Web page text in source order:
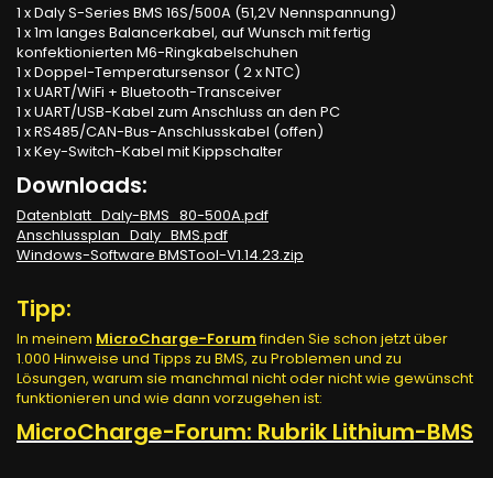
1 x Daly S-Series BMS 16S/500A (51,2V Nennspannung)
1 x 1m langes Balancerkabel, auf Wunsch mit fertig
konfektionierten M6-Ringkabelschuhen
1 x Doppel-Temperatursensor ( 2 x NTC)
1 x UART/WiFi + Bluetooth-Transceiver
1 x UART/USB-Kabel zum Anschluss an den PC
1 x RS485/CAN-Bus-Anschlusskabel (offen)
1 x Key-Switch-Kabel mit Kippschalter
Downloads:
Datenblatt_Daly-BMS_80-500A.pdf
Anschlussplan_Daly_BMS.pdf
Windows-Software BMSTool-V1.14.23.zip
Tipp:
In meinem MicroCharge-Forumfinden Sie schon jetzt über
1.000 Hinweise und Tipps zu BMS, zu Problemen und zu
Lösungen, warum sie manchmal nicht oder nicht wie gewünscht
funktionieren und wie dann vorzugehen ist:
MicroCharge-Forum: Rubrik Lithium-BMS